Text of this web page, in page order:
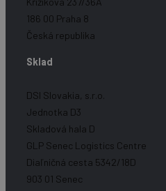
186 00 Praha 8
Česká republika
Sklad
DSI Slovakia, s.r.o.
Jednotka D3
Skladová hala D
GLP Senec Logistics Centre
Diaľničná cesta 5342/18D
903 01 Senec